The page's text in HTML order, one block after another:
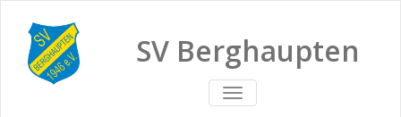
SV Berghaupten
TOGGLE
NAVIGATION